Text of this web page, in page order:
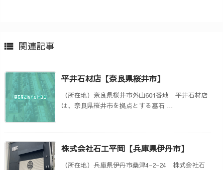
 関連記事
平井石材店【奈良県桜井市】
（所在地）奈良県桜井市外山601番地 平井石材店
は、奈良県桜井市を拠点とする墓石 ...
株式会社石工平岡【兵庫県伊丹市】
（所在地）兵庫県伊丹市桑津4-2-24 株式会社石